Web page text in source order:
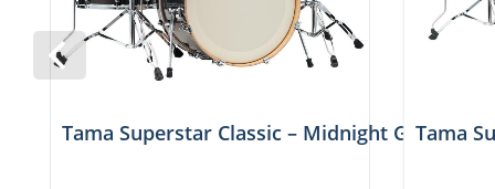
Tama Superstar Classic – Midnight GoldTama